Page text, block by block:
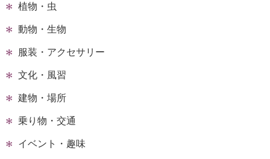
植物・虫
動物・生物
服装・アクセサリー
文化・風習
建物・場所
乗り物・交通
イベント・趣味